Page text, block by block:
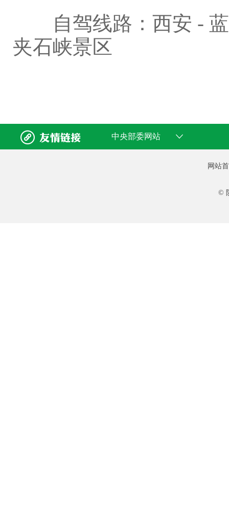
自驾线路：西安 - 蓝
夹石峡景区
  中央部委网站
网站
©